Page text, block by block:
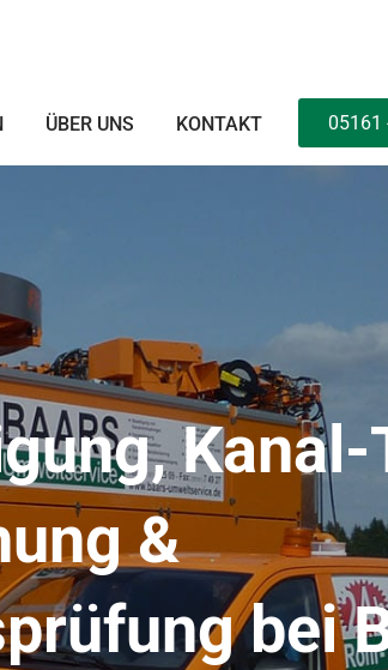
ÜBER UNS KONTAKT 05161
Kanal-
&
bei